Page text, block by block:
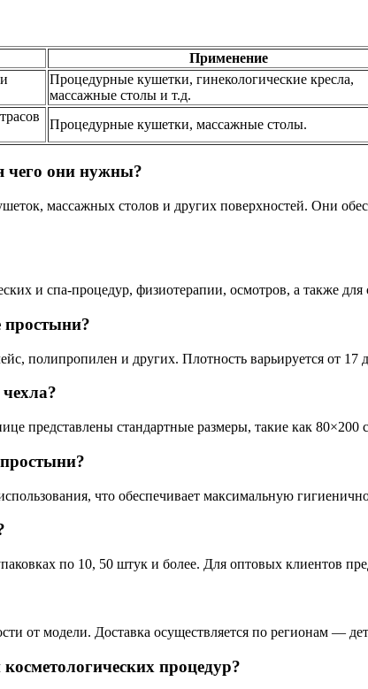
Применение
Процедурные кушетки, гинекологические кресла,
массажные столы и т.д.
Процедурные кушетки, массажные столы.
чего они нужны?
массажных столов и других поверхностей. Они
и спа-процедур, физиотерапии, осмотров, а также
простыни?
полипропилен и других. Плотность варьируется от 17
представлены стандартные размеры, такие как 80×200
что обеспечивает максимальную
по 10, 50 штук и более. Для оптовых клиентов
от модели. Доставка осуществляется по регионам —
процедур?